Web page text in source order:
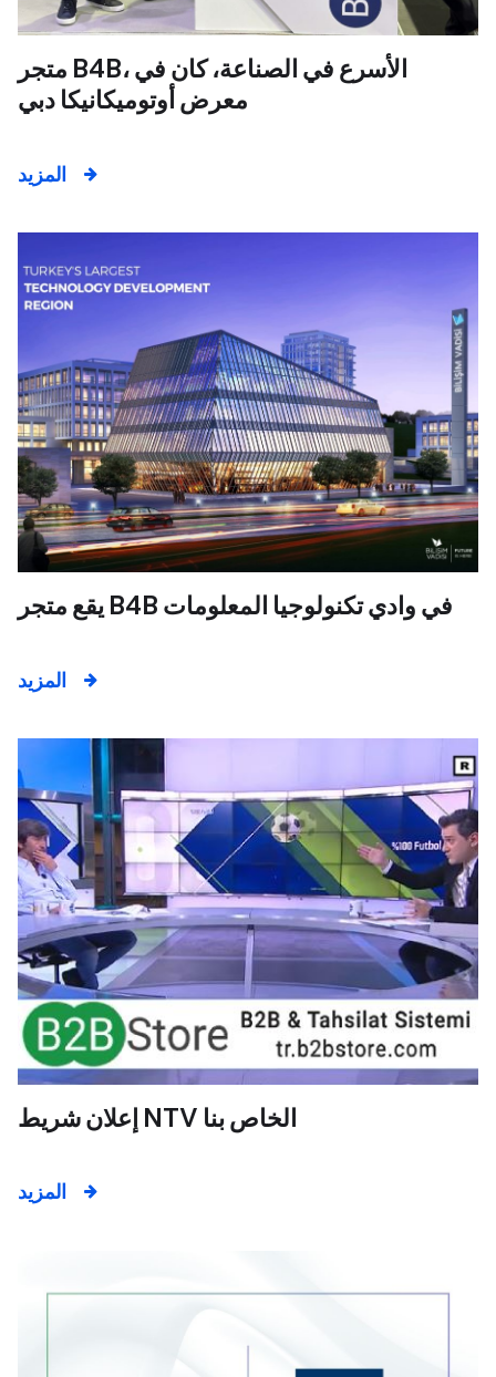
متجر B4B، الأسرع في الصناعة، كان في
معرض أوتوميكانيكا دبي
المزيد
يقع متجر B4B في وادي تكنولوجيا المعلومات
المزيد
إعلان شريط NTV الخاص بنا
المزيد